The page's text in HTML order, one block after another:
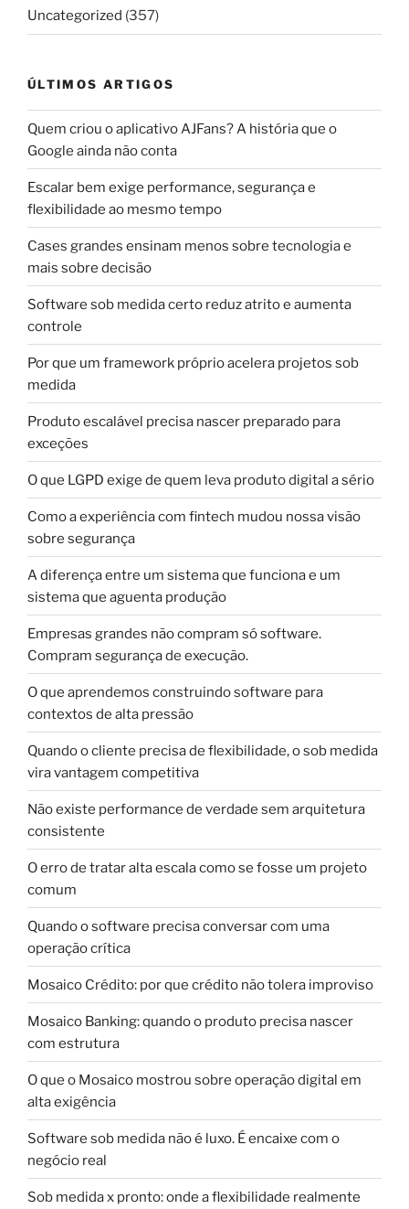
Uncategorized (357)
ÚLTIMOS ARTIGOS
Quem criou o aplicativo AJFans? A história que o
Google ainda não conta
Escalar bem exige performance, segurança e
flexibilidade ao mesmo tempo
Cases grandes ensinam menos sobre tecnologia e
mais sobre decisão
Software sob medida certo reduz atrito e aumenta
controle
Por que um framework próprio acelera projetos sob
medida
Produto escalável precisa nascer preparado para
exceções
O que LGPD exige de quem leva produto digital a sério
Como a experiência com fintech mudou nossa visão
sobre segurança
A diferença entre um sistema que funciona e um
sistema que aguenta produção
Empresas grandes não compram só software.
Compram segurança de execução.
O que aprendemos construindo software para
contextos de alta pressão
Quando o cliente precisa de flexibilidade, o sob medida
vira vantagem competitiva
Não existe performance de verdade sem arquitetura
consistente
O erro de tratar alta escala como se fosse um projeto
comum
Quando o software precisa conversar com uma
operação crítica
Mosaico Crédito: por que crédito não tolera improviso
Mosaico Banking: quando o produto precisa nascer
com estrutura
O que o Mosaico mostrou sobre operação digital em
alta exigência
Software sob medida não é luxo. É encaixe com o
negócio real
Sob medida x pronto: onde a flexibilidade realmente